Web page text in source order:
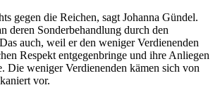
gegen die Reichen, sagt Johanna Gündel.
deren Sonderbehandlung durch den
auch, weil er den weniger Verdienenden
Respekt entgegenbringe und ihre Anliegen
Die weniger Verdienenden kämen sich von
vor.